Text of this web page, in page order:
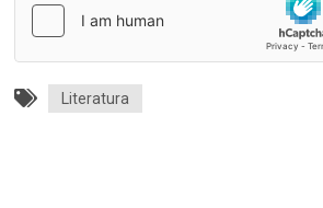
Literatura